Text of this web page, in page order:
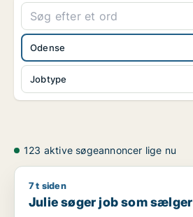
Jobtype
Odense
123 aktive søgeannoncer lige nu
Julie søger job som sælger
7 t siden
Julie søger job som sælger